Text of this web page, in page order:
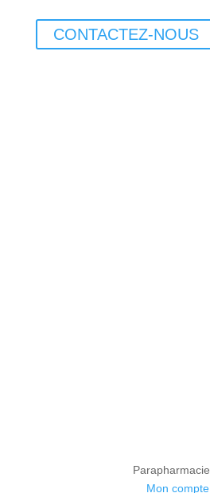
CONTACTEZ-NOUS
Mon compte